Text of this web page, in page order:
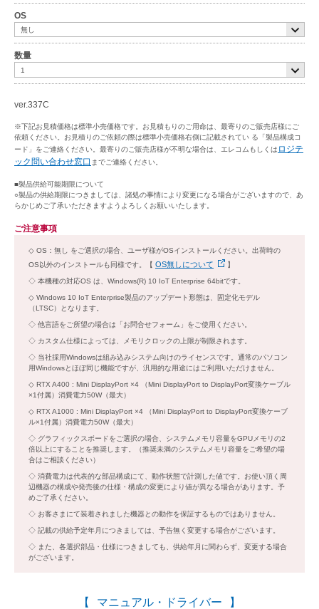
OS
数量
ver.337C
※下記お見積価格は標準小売価格です。お見積もりのご用命は、最寄りのご販売店様にご
依頼ください。お見積りのご依頼の際は標準小売価格右側に記載されてい る「製品構成コ
ード」をご連絡ください。最寄りのご販売店様が不明な場合は、エレコムもしくは ロジテ
ック問い合わせ窓口 までご連絡ください。
■製品供給可能期限について
○製品の供給期限につきましては、諸処の事情により変更になる場合がございますので、あ
らかじめご了承いただきますようよろしくお願いいたします。
ご注意事項
OS：無し をご選択の場合、ユーザ様がOSインストールください。出荷時の
OS以外のインストールも同様です。【 OS無しについて 】
本機種の対応OS は、Windows(R) 10 IoT Enterprise 64bitです。
Windows 10 IoT Enterprise製品のアップデート形態は、固定化モデル
（LTSC）となります。
他言語をご所望の場合は「お問合せフォーム」をご使用ください。
カスタム仕様によっては、メモリクロックの上限が制限されます。
当社採用Windowsは組み込みシステム向けのライセンスです。通常のパソコン
用Windowsとほぼ同じ機能ですが、汎用的な用途にはご利用いただけません。
RTX A400 : Mini DisplayPort ×4 （Mini DisplayPort to DisplayPort変換ケーブル
×1付属）消費電力50W（最大）
RTX A1000 : Mini DisplayPort ×4 （Mini DisplayPort to DisplayPort変換ケーブ
ル×1付属）消費電力50W（最大）
グラフィックスボードをご選択の場合、システムメモリ容量をGPUメモリの2
倍以上にすることを推奨します。（推奨未満のシステムメモリ容量をご希望の場
合はご相談ください）
消費電力は代表的な部品構成にて、動作状態で計測した値です。お使い頂く周
辺機器の構成や発売後の仕様・構成の変更により値が異なる場合があります。予
めご了承ください。
お客さまにて装着されました機器との動作を保証するものではありません。
記載の供給予定年月につきましては、予告無く変更する場合がございます。
また、各選択部品・仕様につきましても、供給年月に関わらず、変更する場合
がございます。
マニュアル・ドライバー